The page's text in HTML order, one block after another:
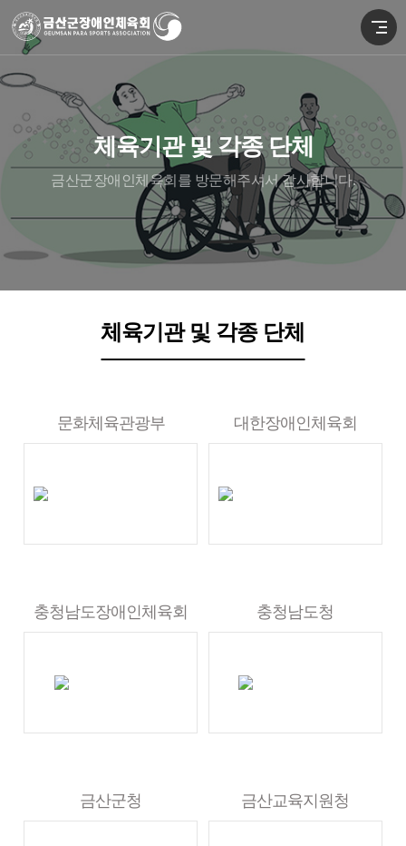
체육기관 및 각종 단체
금산군장애인체육회를 방문해주셔서 감사합니다.
체육기관 및 각종 단체
문화체육관광부 대한장애인체육회
충청남도장애인체육회 충청남도청
금산군청 금산교육지원청